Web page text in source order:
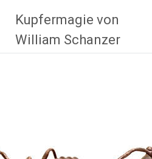
Inhalt
springen
Kupfermagie von
William Schanzer